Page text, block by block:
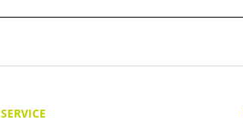
SERVICE